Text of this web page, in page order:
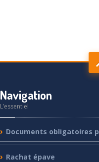
Navigation
L’essentiel
Documents obligatoires
Rachat épave